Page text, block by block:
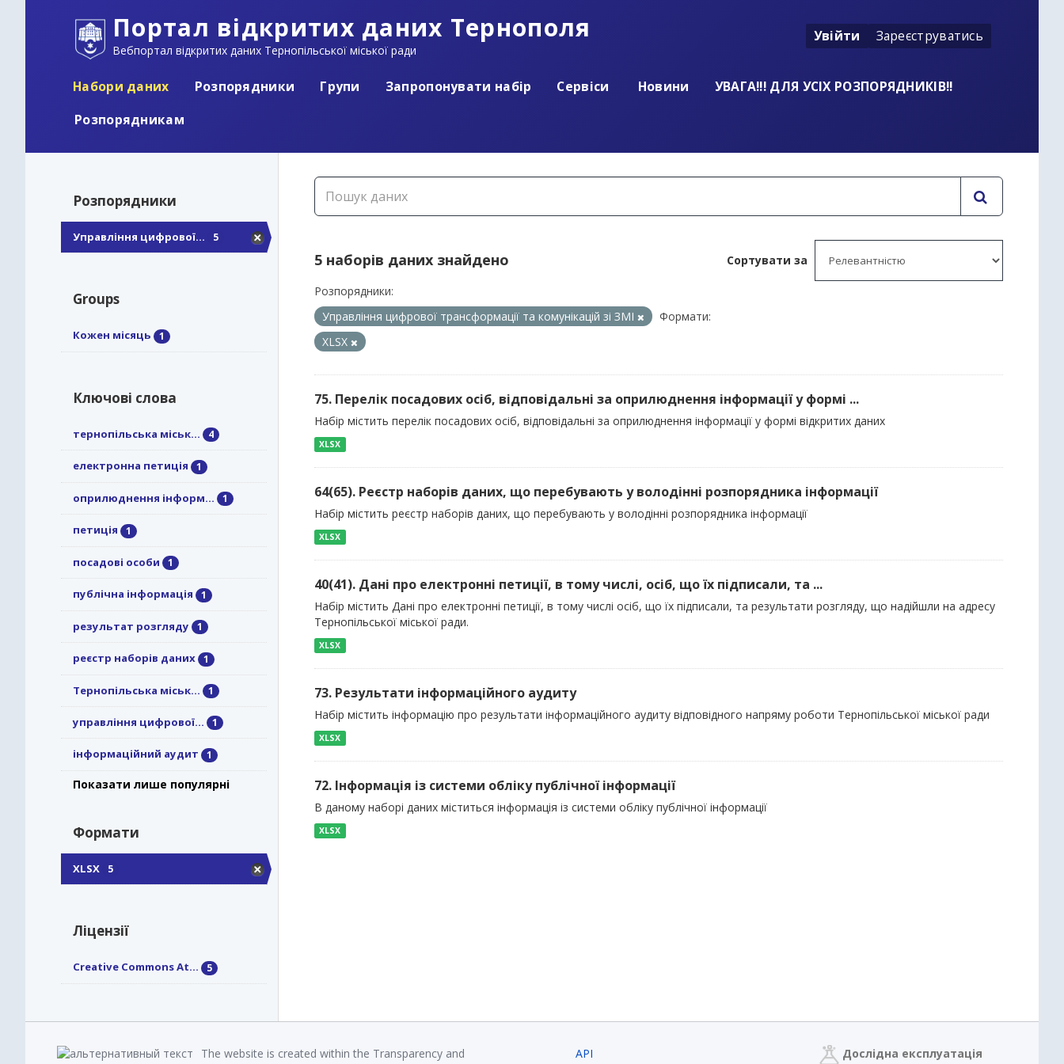
Портал відкритих даних Тернополя
Вебпортал відкритих даних Тернопільської міської ради
Увійти Зареєструватись
Набори даних Розпорядники Групи Запропонувати набір Сервіси Новини
УВАГА!!! ДЛЯ УСІХ РОЗПОРЯДНИКІВ!!
Розпорядникам
Розпорядники
Управління цифрової... 5
Groups
Кожен місяць 1
Ключові слова
тернопільська міськ... 4
електронна петиція 1
оприлюднення інформ... 1
петиція 1
посадові особи 1
публічна інформація 1
результат розгляду 1
реєстр наборів даних 1
Тернопільська міськ... 1
управління цифрової... 1
інформаційний аудит 1
Показати лише популярні
Формати
XLSX 5
Ліцензії
Creative Commons At... 5
Сортувати за
5 наборів даних знайдено
Розпорядники:
Управління цифрової трансформації та комунікацій зі ЗМІ
Формати:
XLSX
75. Перелік посадових осіб, відповідальні за оприлюднення інформації у формі ...
Набір містить перелік посадових осіб, відповідальні за оприлюднення інформації у формі відкритих даних
XLSX
64(65). Реєстр наборів даних, що перебувають у володінні розпорядника інформації
Набір містить реєстр наборів даних, що перебувають у володінні розпорядника інформації
XLSX
40(41). Дані про електронні петиції, в тому числі, осіб, що їх підписали, та ...
Набір містить Дані про електронні петиції, в тому числі осіб, що їх підписали, та результати розгляду, що надійшли на адресу
Тернопільської міської ради.
XLSX
73. Результати інформаційного аудиту
Набір містить інформацію про результати інформаційного аудиту відповідного напряму роботи Тернопільської міської ради
XLSX
72. Інформація із системи обліку публічної інформації
В даному наборі даних міститься інформація із системи обліку публічної інформації
XLSX
The website is created within the Transparency and
API Дослідна експлуатація